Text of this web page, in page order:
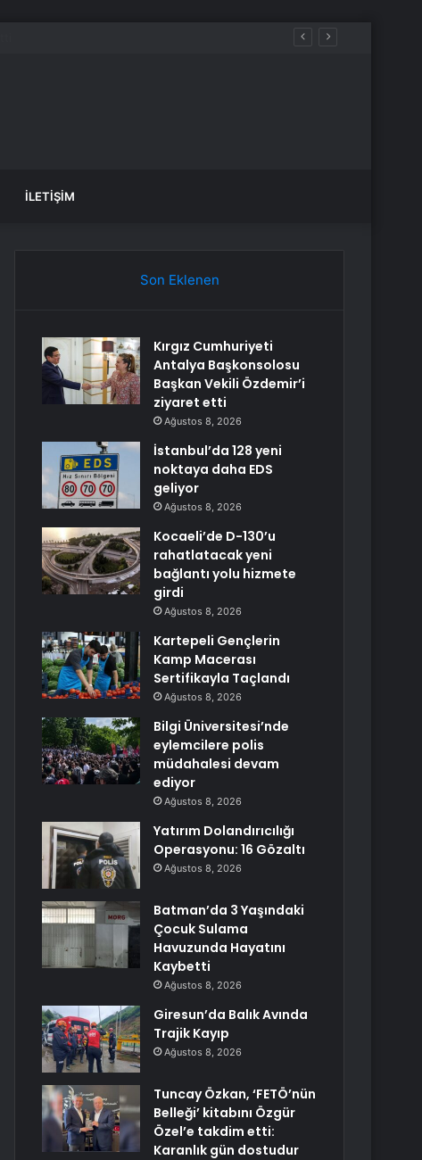
İLETIŞIM
Son Eklenen
Kırgız Cumhuriyeti
Antalya Başkonsolosu
Başkan Vekili Özdemir’i
ziyaret etti
Ağustos 8, 2026
İstanbul’da 128 yeni
noktaya daha EDS
geliyor
Ağustos 8, 2026
Kocaeli’de D-130’u
rahatlatacak yeni
bağlantı yolu hizmete
girdi
Ağustos 8, 2026
Kartepeli Gençlerin
Kamp Macerası
Sertifikayla Taçlandı
Ağustos 8, 2026
Bilgi Üniversitesi’nde
eylemcilere polis
müdahalesi devam
ediyor
Ağustos 8, 2026
Yatırım Dolandırıcılığı
Operasyonu: 16 Gözaltı
Ağustos 8, 2026
Batman’da 3 Yaşındaki
Çocuk Sulama
Havuzunda Hayatını
Kaybetti
Ağustos 8, 2026
Giresun’da Balık Avında
Trajik Kayıp
Ağustos 8, 2026
Tuncay Özkan, ‘FETÖ’nün
Belleği’ kitabını Özgür
Özel’e takdim etti:
Karanlık gün dostudur